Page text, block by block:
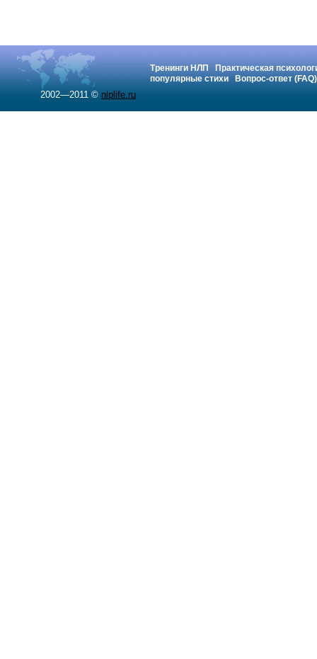
Тренинги НЛП
Практическая
популярные стихи
Вопрос-ответ (FAQ)
2002—2011 © nlplife.ru